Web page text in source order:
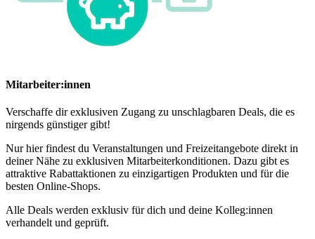
Mitarbeiter:innen
Verschaffe dir exklusiven Zugang zu unschlagbaren Deals, die es
nirgends günstiger gibt!
Nur hier findest du Veranstaltungen und Freizeitangebote direkt in
deiner Nähe zu exklusiven Mitarbeiterkonditionen. Dazu gibt es
attraktive Rabattaktionen zu einzigartigen Produkten und für die
besten Online-Shops.
Alle Deals werden exklusiv für dich und deine Kolleg:innen
verhandelt und geprüft.